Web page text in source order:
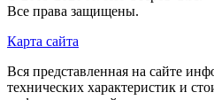
Все права защищены.
Карта сайта
Вся представленная на сайте
технических характеристик и